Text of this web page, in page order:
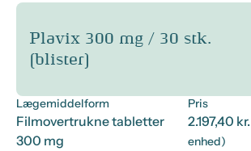
Plavix 300 mg / 30 stk.
(blister)
Lægemiddelform
Filmovertrukne tabletter
300 mg
Pris
2.197,40 kr.
enhed)